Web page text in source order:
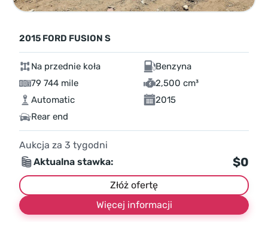
2015 FORD FUSION S
Na przednie koła
Benzyna
79 744 mile
2,500 cm³
Automatic
2015
Rear end
Aukcja za 3 tygodni
Aktualna stawka:
$0
Złóż ofertę
Więcej informacji